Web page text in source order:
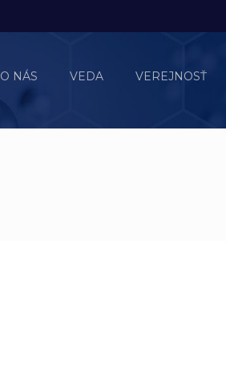
O NÁS VEDA VEREJNOSŤ